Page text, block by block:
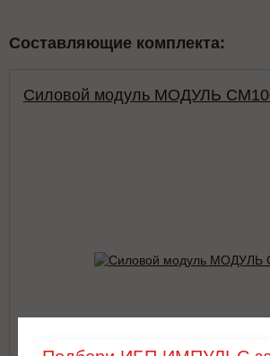
Составляющие комплекта:
Силовой модуль МОДУЛЬ